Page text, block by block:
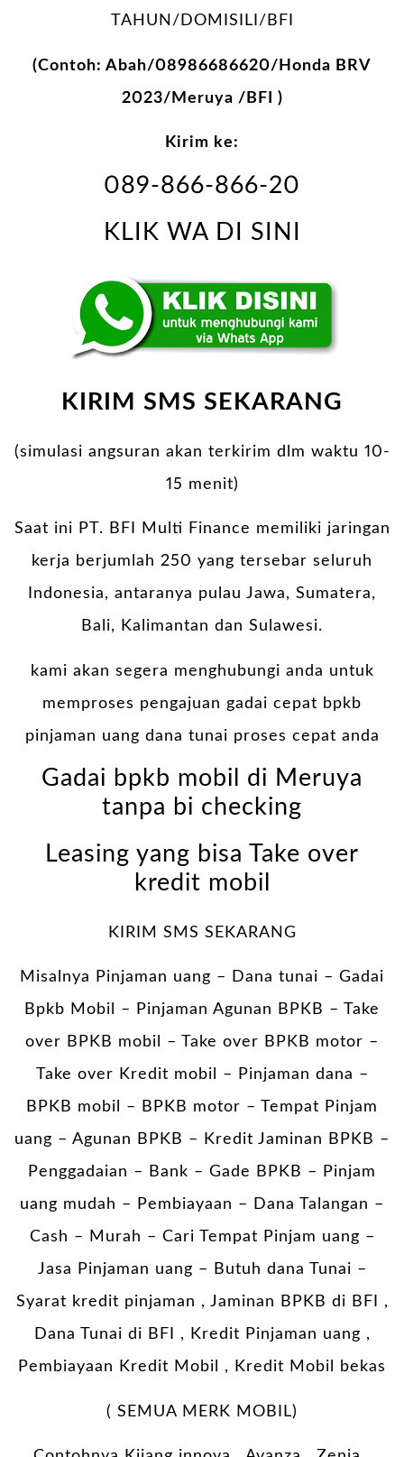
TAHUN/DOMISILI/BFI
(Contoh: Abah/08986686620/Honda BRV
2023/Meruya /BFI )
Kirim ke:
089-866-866-20
KLIK WA DI SINI
KIRIM SMS SEKARANG
(simulasi angsuran akan terkirim dlm waktu 10-
15 menit)
Saat ini PT. BFI Multi Finance memiliki jaringan
kerja berjumlah 250 yang tersebar seluruh
Indonesia, antaranya pulau Jawa, Sumatera,
Bali, Kalimantan dan Sulawesi.
kami akan segera menghubungi anda untuk
memproses pengajuan gadai cepat bpkb
pinjaman uang dana tunai proses cepat anda
Gadai bpkb mobil di Meruya
tanpa bi checking
Leasing yang bisa Take over
kredit mobil
KIRIM SMS SEKARANG
Misalnya Pinjaman uang – Dana tunai – Gadai
Bpkb Mobil
– Pinjaman Agunan BPKB – Take
over BPKB mobil – Take over BPKB motor –
Take over Kredit mobil – Pinjaman dana –
BPKB mobil – BPKB motor – Tempat Pinjam
uang – Agunan BPKB – Kredit Jaminan BPKB –
Penggadaian – Bank – Gade BPKB – Pinjam
uang mudah – Pembiayaan – Dana Talangan –
Cash – Murah – Cari Tempat Pinjam uang –
Jasa Pinjaman uang – Butuh dana Tunai –
Syarat kredit pinjaman , Jaminan BPKB di BFI ,
Dana Tunai di BFI , Kredit Pinjaman uang ,
Pembiayaan Kredit Mobil , Kredit Mobil bekas
( SEMUA MERK MOBIL)